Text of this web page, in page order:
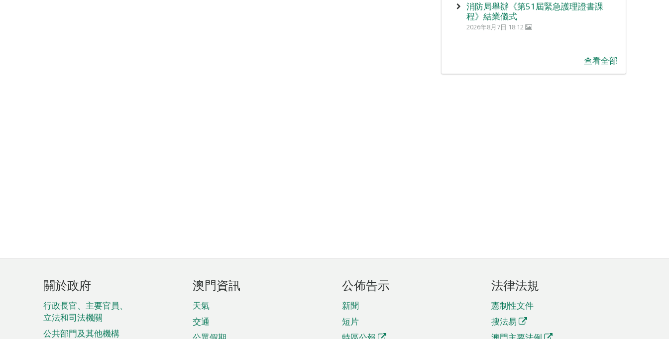
消防局舉辦《第51屆緊急護理證書課
程》結業儀式
2026年8月7日 18:12
查看全部
頁
腳
菜
單
關於政府
行政長官、主要官員、
立法和司法機關
公共部門及其他機構
澳門資訊
天氣
交通
公佈告示
新聞
短片
法律法規
憲制性文件
搜法易